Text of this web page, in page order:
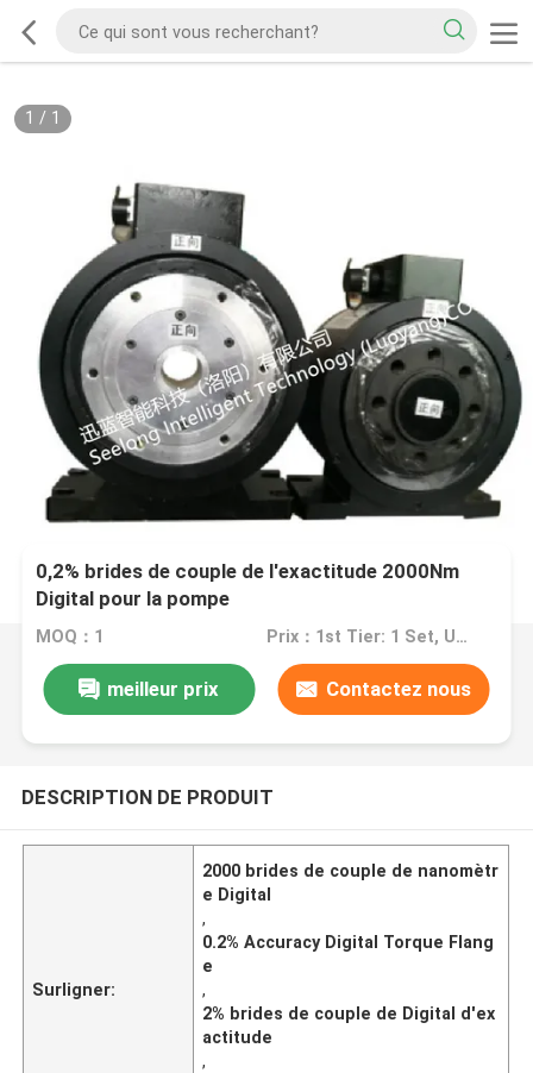
1 / 1
0,2% brides de couple de l'exactitude 2000Nm
Digital pour la pompe
MOQ：1 Prix：1st Tier: 1 Set, Unit Price USD 3.00 2nd Tier: 2-5 Sets, Unit Price USD 2.00 3rd Tier: Over 5 Sets, Unit Price USD 1.00
meilleur prix Contactez nous
DESCRIPTION DE PRODUIT
Surligner:
2000 brides de couple de nanomètr
e Digital
,
0.2% Accuracy Digital Torque Flang
e
,
2% brides de couple de Digital d'ex
actitude
,